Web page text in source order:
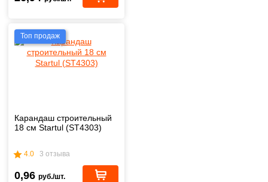
Топ продаж
Карандаш строительный
18 см Startul (ST4303)
4.0 3 отзыва
0,96 руб./шт.